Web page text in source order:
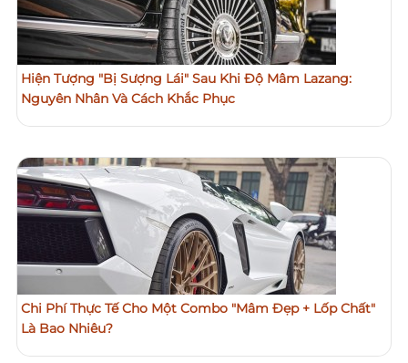
Hiện Tượng "Bị Sượng Lái" Sau Khi Độ Mâm Lazang:
Nguyên Nhân Và Cách Khắc Phục
Chi Phí Thực Tế Cho Một Combo "Mâm Đẹp + Lốp Chất"
Là Bao Nhiêu?